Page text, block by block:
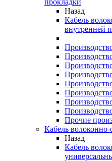
прокладки
Назад
Кабель
внутренней
Прочие
Кабель
Назад
Кабель